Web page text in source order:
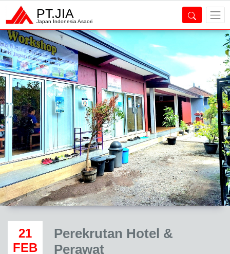
PT.JIA
Japan Indonesia Asaori
21
FEB
Perekrutan Hotel &
Perawat